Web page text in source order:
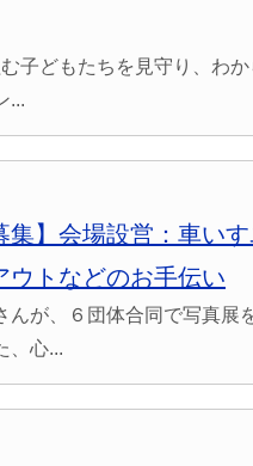
子どもたちを見守り、わ
...
集】会場設営：車い
ウトなどのお手伝い
んが、６団体合同で写真
、心...